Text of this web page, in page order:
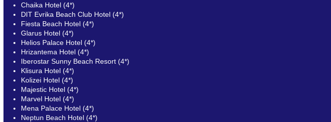
Chaika Hotel (4*)
DIT Evrika Beach Club Hotel (4*)
Fiesta Beach Hotel (4*)
Glarus Hotel (4*)
Helios Palace Hotel (4*)
Hrizantema Hotel (4*)
Iberostar Sunny Beach Resort (4*)
Klisura Hotel (4*)
Kolizei Hotel (4*)
Majestic Hotel (4*)
Marvel Hotel (4*)
Mena Palace Hotel (4*)
Neptun Beach Hotel (4*)